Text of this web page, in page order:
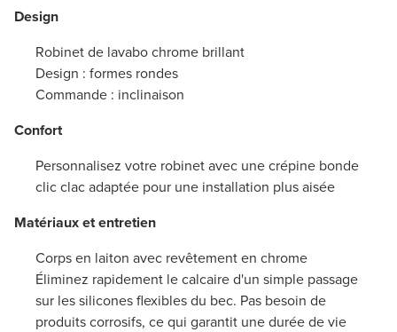
Design
Robinet de lavabo chrome brillant
Design : formes rondes
Commande : inclinaison
Confort
Personnalisez votre robinet avec une crépine bonde
clic clac adaptée pour une installation plus aisée
Matériaux et entretien
Corps en laiton avec revêtement en chrome
Éliminez rapidement le calcaire d'un simple passage
sur les silicones flexibles du bec. Pas besoin de
produits corrosifs, ce qui garantit une durée de vie